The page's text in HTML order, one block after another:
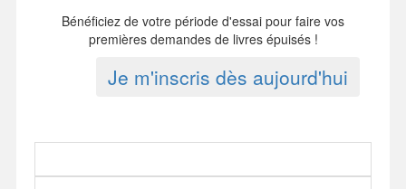
Bénéficiez de votre période d'essai pour faire vos
premières demandes de livres épuisés !
Je m'inscris dès aujourd'hui